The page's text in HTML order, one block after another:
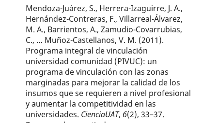
Mendoza-Juárez, S., Herrera-Izaguirre, J. A.,
Hernández-Contreras, F., Villarreal-Álvarez,
M. A., Barrientos, A., Zamudio-Covarrubias,
C., … Muñoz-Castellanos, V. M. (2011).
Programa integral de vinculación
universidad comunidad (PIVUC): un
programa de vinculación con las zonas
marginadas para mejorar la calidad de los
insumos que se requieren a nivel profesional
y aumentar la competitividad en las
universidades. CienciaUAT, 6(2), 33–37.